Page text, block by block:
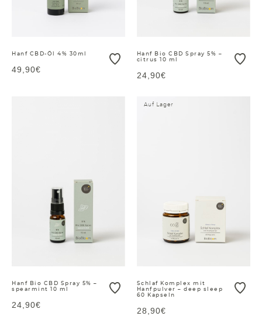
Hanf CBD-Öl 4% 30ml
49,90€
Hanf Bio CBD Spray 5% –
citrus 10 ml
24,90€
Hanf Bio CBD Spray 5% –
spearmint 10 ml
24,90€
Auf Lager
Schlaf Komplex mit
Hanfpulver – deep sleep
60 Kapseln
28,90€